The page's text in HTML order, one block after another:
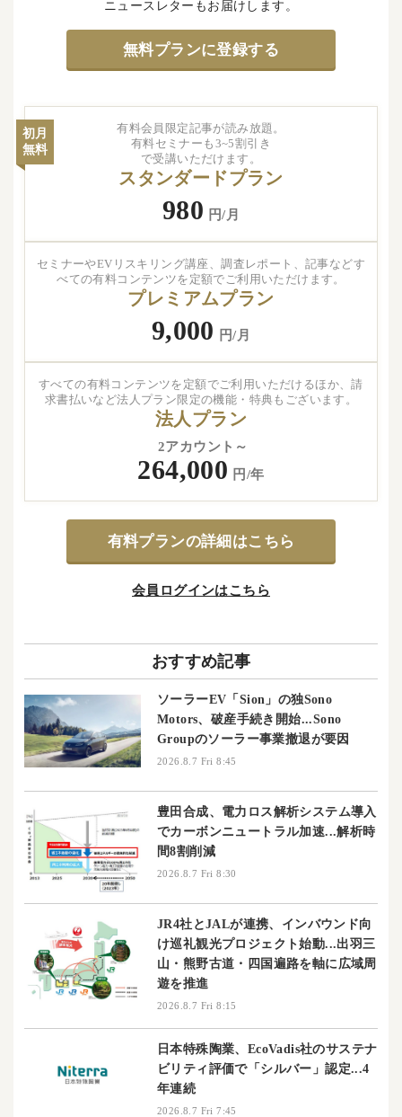
ニュースレターもお届けします。
無料プランに登録する
有料会員限定記事が読み放題。
有料セミナーも3~5割引き
で受講いただけます。
初月
無料
スタンダードプラン
980 円/月
セミナーやEVリスキリング講座、調査レポート、記事などす
べての有料コンテンツを定額でご利用いただけます。
プレミアムプラン
9,000 円/月
すべての有料コンテンツを定額でご利用いただけるほか、請
求書払いなど法人プラン限定の機能・特典もございます。
法人プラン
2アカウント～
264,000 円/年
有料プランの詳細はこちら
会員ログインはこちら
おすすめ記事
ソーラーEV「Sion」の独Sono
Motors、破産手続き開始...Sono
Groupのソーラー事業撤退が要因
2026.8.7 Fri 8:45
豊田合成、電力ロス解析システム導入
でカーボンニュートラル加速...解析時
間8割削減
2026.8.7 Fri 8:30
JR4社とJALが連携、インバウンド向
け巡礼観光プロジェクト始動...出羽三
山・熊野古道・四国遍路を軸に広域周
遊を推進
2026.8.7 Fri 8:15
日本特殊陶業、EcoVadis社のサステナ
ビリティ評価で「シルバー」認定...4
年連続
2026.8.7 Fri 7:45